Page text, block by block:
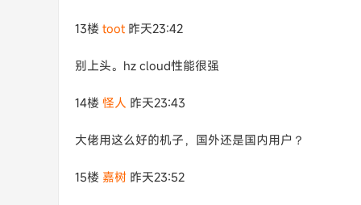
13楼 toot 昨天23:42
别上头。hz cloud性能很强
14楼 怪人 昨天23:43
大佬用这么好的机子，国外还是国内用户？
15楼 嘉树 昨天23:52